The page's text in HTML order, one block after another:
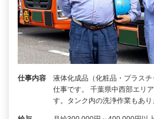
仕事内容
液体化成品（化粧品・プラス
仕事です。 千葉県中西部エリ
す。タンク内の洗浄作業もあり